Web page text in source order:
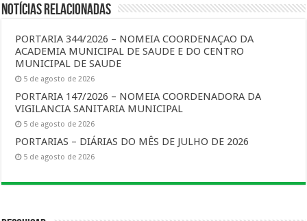
Notícias Relacionadas
PORTARIA 344/2026 – NOMEIA COORDENAÇAO DA
ACADEMIA MUNICIPAL DE SAUDE E DO CENTRO
MUNICIPAL DE SAUDE
5 de agosto de 2026
PORTARIA 147/2026 – NOMEIA COORDENADORA DA
VIGILANCIA SANITARIA MUNICIPAL
5 de agosto de 2026
PORTARIAS – DIÁRIAS DO MÊS DE JULHO DE 2026
5 de agosto de 2026